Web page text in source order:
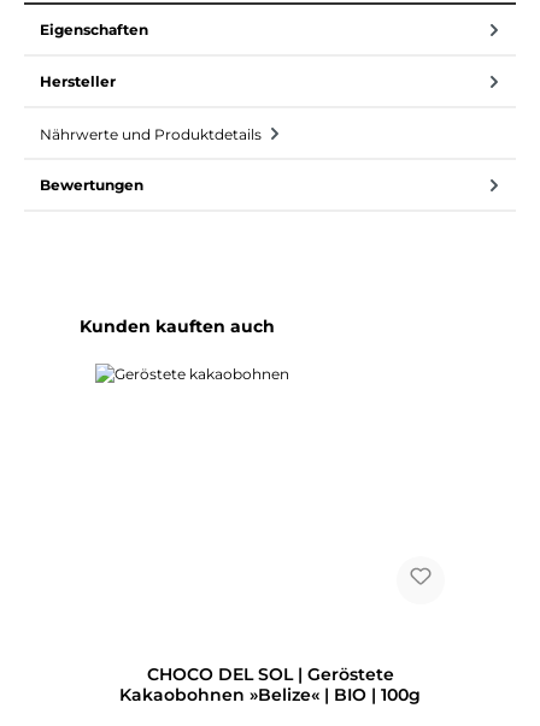
Eigenschaften
Hersteller
Nährwerte und Produktdetails
Bewertungen
Produktgalerie überspringen
Kunden kauften auch
CHOCO DEL SOL | Geröstete
Kakaobohnen »Belize« | BIO | 100g